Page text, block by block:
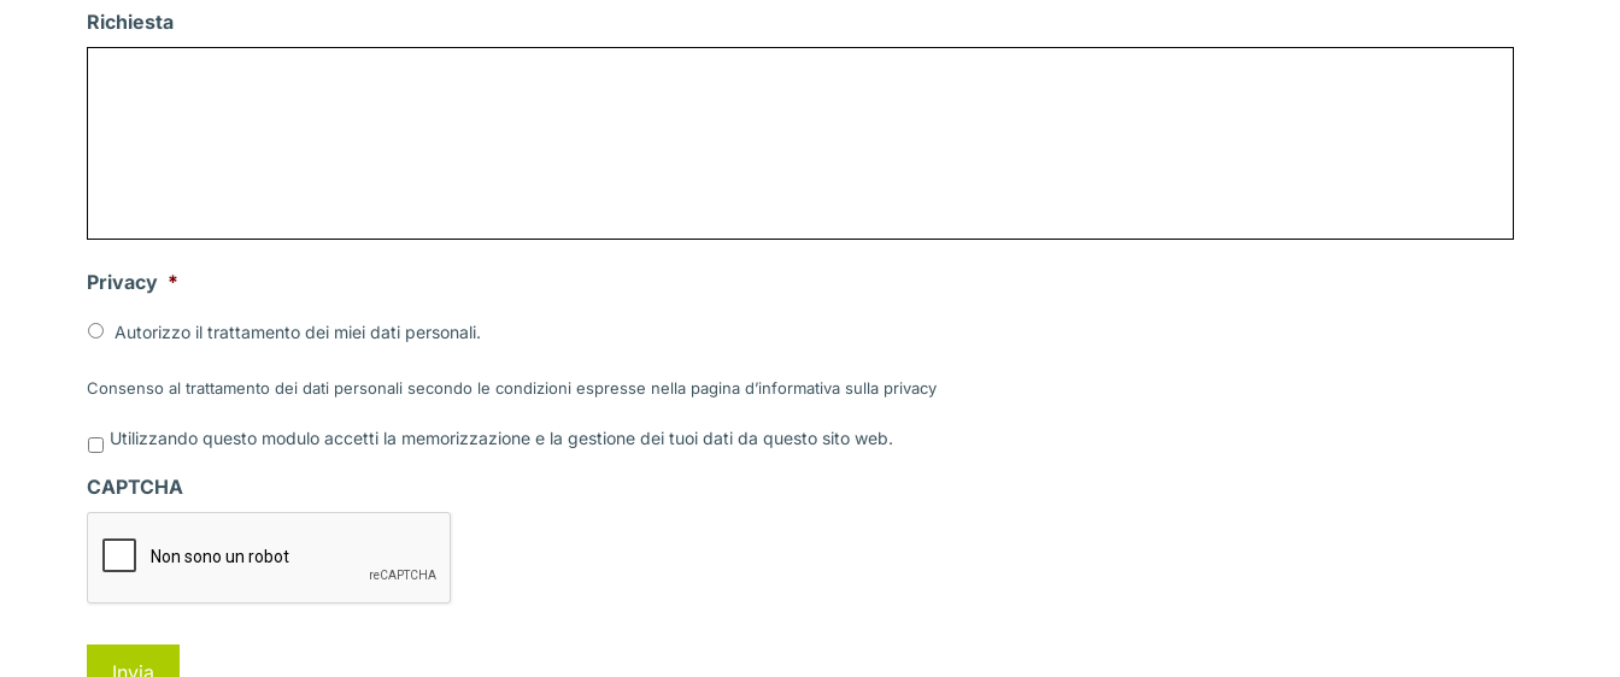
Richiesta
Privacy *
Autorizzo il trattamento dei miei dati personali.
Consenso al trattamento dei dati personali secondo le condizioni espresse nella pagina d’informativa sulla privacy
P
r
i
v
*
Utilizzando questo modulo accetti la memorizzazione e la gestione dei tuoi dati da questo sito web.
CAPTCHA